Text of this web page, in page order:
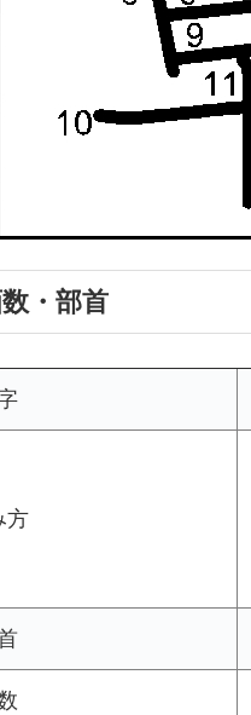
・部首
方